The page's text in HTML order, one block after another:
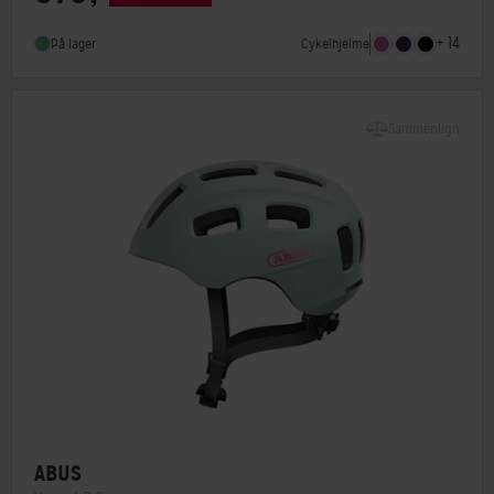
Indbygget lygte
På lager Cykelhjelme + 14
ABUS